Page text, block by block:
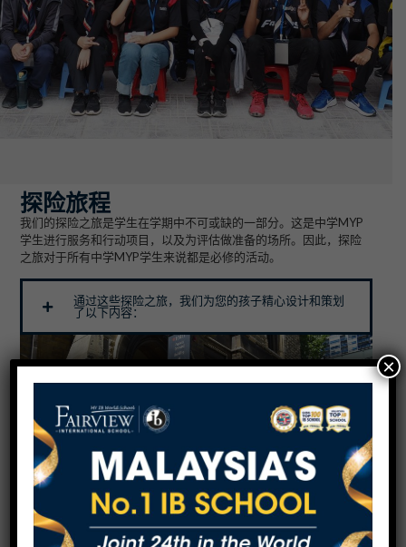
探险旅程
我们的探险之旅是学生在学期中不可或缺的一部分。这是中学MYP
学生进行服务和行动项目，以及为评估做准备的场所。因此，探险
之旅对于所有中学MYP学生来说都是必修的活动。
通过这些探险之旅，我们为您的孩子精心设计和策划
了以下内容：
×